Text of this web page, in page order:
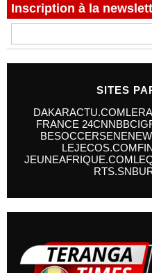
Inscription à la
SITES
DAKARACTU.COM
FRANCE 24CNNBBC
BESOCCER
LEJECOS.COM
JEUNEAFRIQUE.COM
RTS.SN